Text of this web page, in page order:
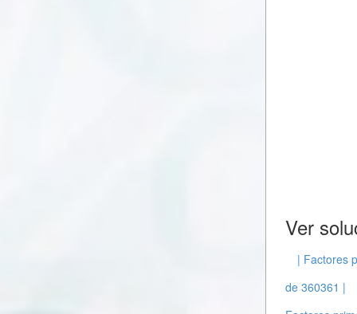
Ver
| Factores
de 360361 |